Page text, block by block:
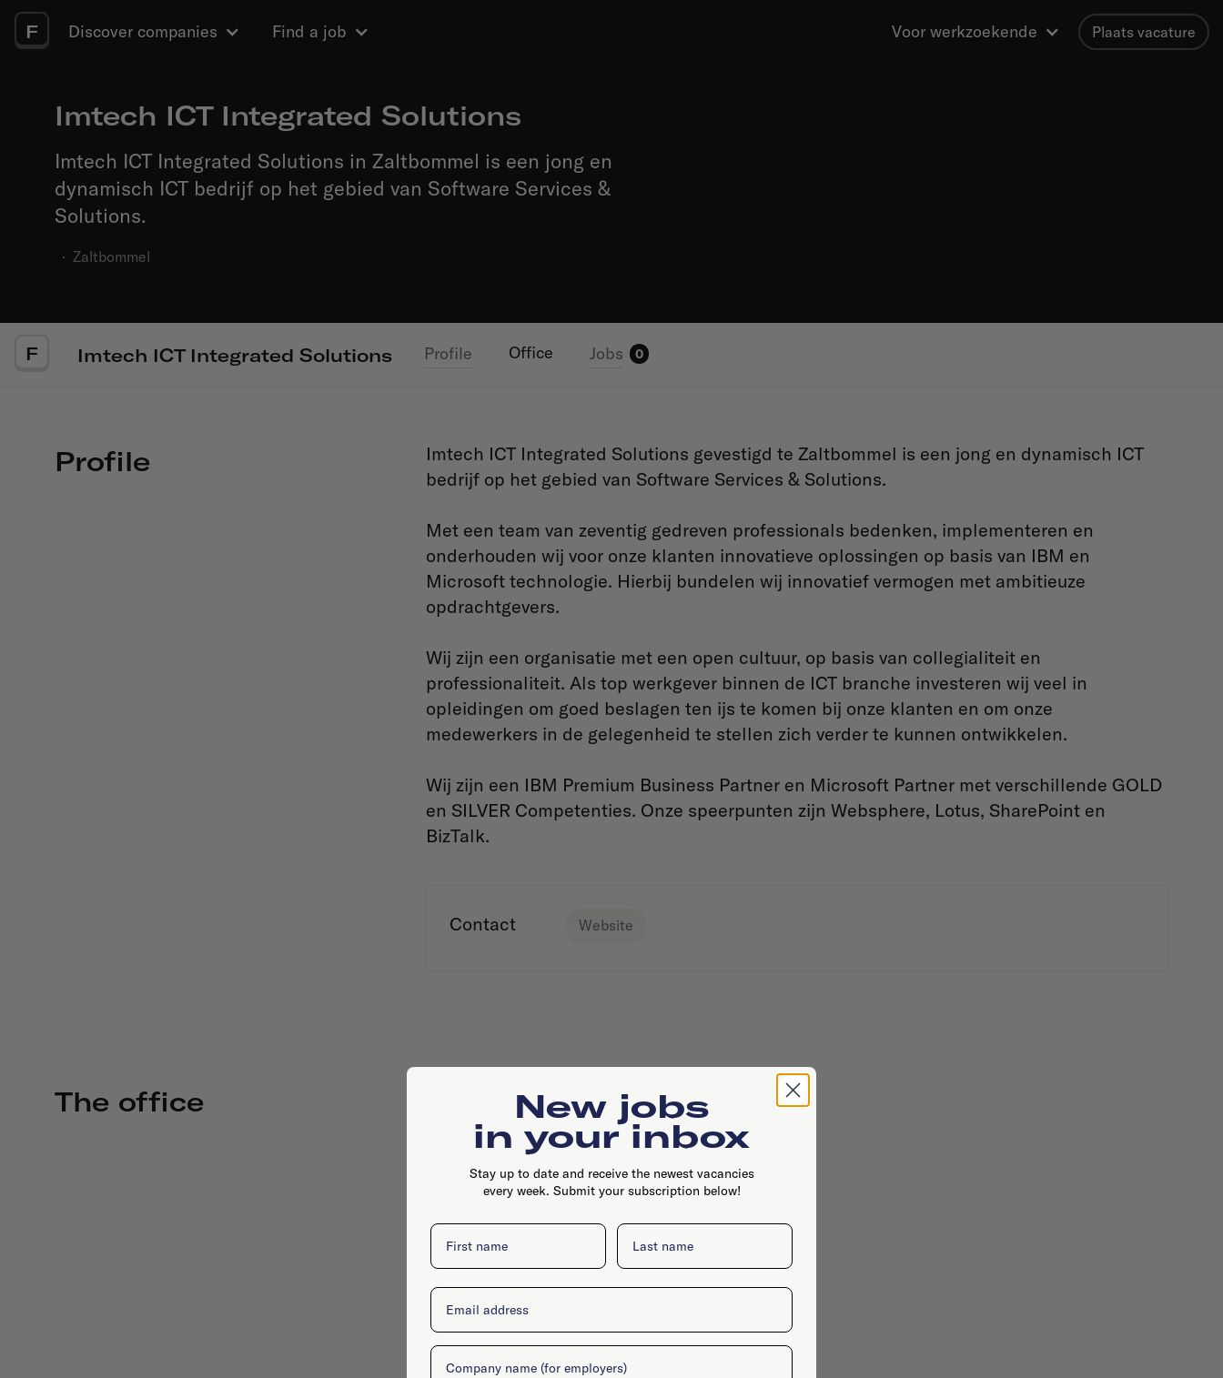
F Discover companies Find a job Voor werkzoekende Plaats vacature
Imtech ICT Integrated Solutions
Imtech ICT Integrated Solutions in Zaltbommel is een jong en
dynamisch ICT bedrijf op het gebied van Software Services &
Solutions.
· Zaltbommel
F Imtech ICT Integrated Solutions Profile Office Jobs 0
Profile
Imtech ICT Integrated Solutions gevestigd te Zaltbommel is een jong en dynamisch ICT
bedrijf op het gebied van Software Services & Solutions.
Met een team van zeventig gedreven professionals bedenken, implementeren en
onderhouden wij voor onze klanten innovatieve oplossingen op basis van IBM en
Microsoft technologie. Hierbij bundelen wij innovatief vermogen met ambitieuze
opdrachtgevers.
Wij zijn een organisatie met een open cultuur, op basis van collegialiteit en
professionaliteit. Als top werkgever binnen de ICT branche investeren wij veel in
opleidingen om goed beslagen ten ijs te komen bij onze klanten en om onze
medewerkers in de gelegenheid te stellen zich verder te kunnen ontwikkelen.
Wij zijn een IBM Premium Business Partner en Microsoft Partner met verschillende GOLD
en SILVER Competenties. Onze speerpunten zijn Websphere, Lotus, SharePoint en
BizTalk.
Contact Website
The office New jobs
in your inbox
Stay up to date and receive the newest vacancies
every week. Submit your subscription below!
First name Last name
Email
Company